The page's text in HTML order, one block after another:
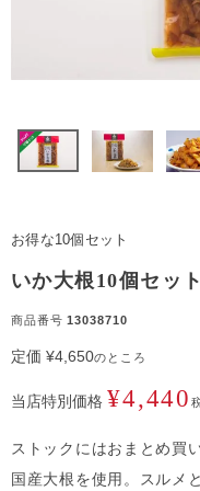
お得な10個セット
いか大根10個セット
商品番号 13038710
定価 ¥4,650のところ
当店特別価格 ¥4,440
ストックにはおまとめ買
国産大根を使用。スルメ